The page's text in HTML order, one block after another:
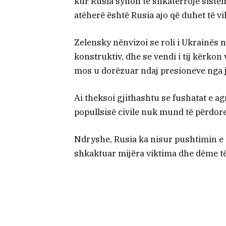
atëherë është Rusia ajo që duhet të
Zelensky nënvizoi se roli i Ukrainës
konstruktiv, dhe se vendi i tij kërkon
mos u dorëzuar ndaj presioneve nga
Ai theksoi gjithashtu se fushatat e
popullsisë civile nuk mund të
Ndryshe, Rusia ka nisur pushtimin
shkaktuar mijëra viktima dhe dëme